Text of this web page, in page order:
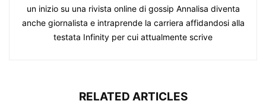
un inizio su una rivista online di gossip Annalisa diventa
anche giornalista e intraprende la carriera affidandosi alla
testata Infinity per cui attualmente scrive
RELATED ARTICLES